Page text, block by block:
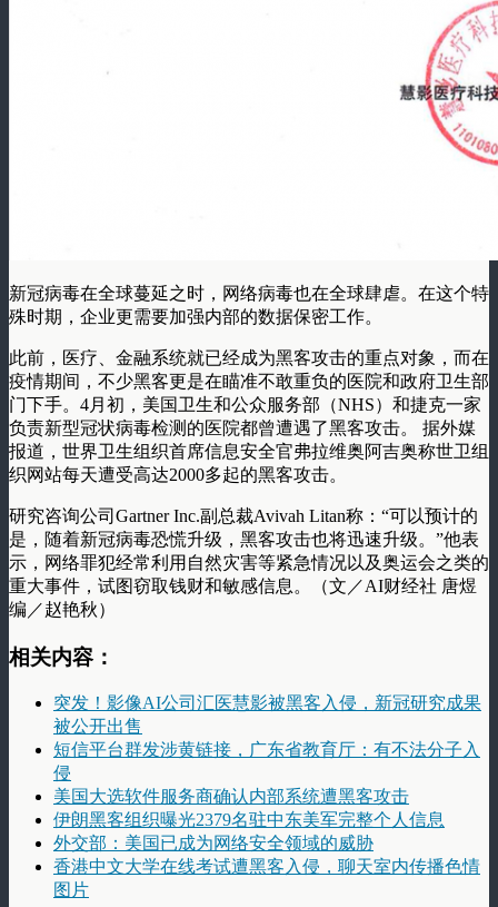
新冠病毒在全球蔓延之时，网络病毒也在全球肆虐。在这个特
殊时期，企业更需要加强内部的数据保密工作。
此前，医疗、金融系统就已经成为黑客攻击的重点对象，而在
疫情期间，不少黑客更是在瞄准不敢重负的医院和政府卫生部
门下手。4月初，美国卫生和公众服务部（NHS）和捷克一家
负责新型冠状病毒检测的医院都曾遭遇了黑客攻击。 据外媒
报道，世界卫生组织首席信息安全官弗拉维奥阿吉奥称世卫组
织网站每天遭受高达2000多起的黑客攻击。
研究咨询公司Gartner Inc.副总裁Avivah Litan称：“可以预计的
是，随着新冠病毒恐慌升级，黑客攻击也将迅速升级。”他表
示，网络罪犯经常利用自然灾害等紧急情况以及奥运会之类的
重大事件，试图窃取钱财和敏感信息。（文／AI财经社 唐煜
编／赵艳秋）
相关内容：
突发！影像AI公司汇医慧影被黑客入侵，新冠研究成果
被公开出售
短信平台群发涉黄链接，广东省教育厅：有不法分子入
侵
美国大选软件服务商确认内部系统遭黑客攻击
伊朗黑客组织曝光2379名驻中东美军完整个人信息
外交部：美国已成为网络安全领域的威胁
香港中文大学在线考试遭黑客入侵，聊天室内传播色情
图片